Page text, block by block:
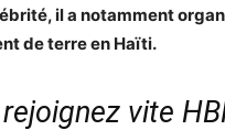
il a notamment
de terre en Haïti.
vite